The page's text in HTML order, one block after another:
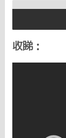
收睇：